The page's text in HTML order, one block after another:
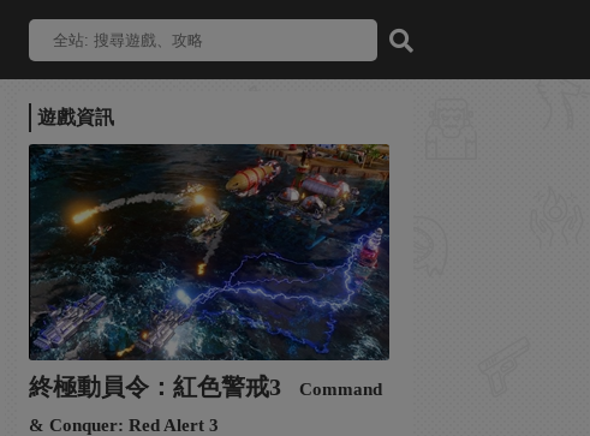
遊戲資訊
終極動員令：紅色警戒3
Command
& Conquer: Red Alert 3